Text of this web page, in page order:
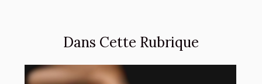
Dans Cette Rubrique